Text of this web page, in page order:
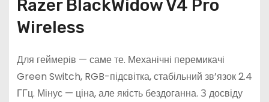
Razer BlackWidow V4 Pro
Wireless
Для геймерів — саме те. Механічні перемикачі
Green Switch, RGB-підсвітка, стабільний зв’язок 2.4
ГГц. Мінус — ціна, але якість бездоганна. З досвіду